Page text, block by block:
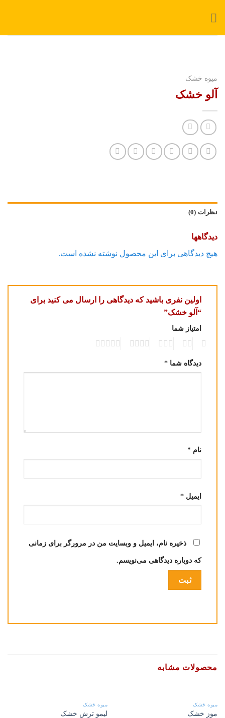
میوه خشک
آلو خشک
نظرات (0)
دیدگاهها
هیچ دیدگاهی برای این محصول نوشته نشده است.
اولین نفری باشید که دیدگاهی را ارسال می کنید برای
“آلو خشک”
امتیاز شما
دیدگاه شما *
نام *
ایمیل *
ذخیره نام، ایمیل و وبسایت من در مرورگر برای زمانی
که دوباره دیدگاهی می‌نویسم.
محصولات مشابه
میوه خشک
موز خشک
میوه خشک
لیمو ترش خشک